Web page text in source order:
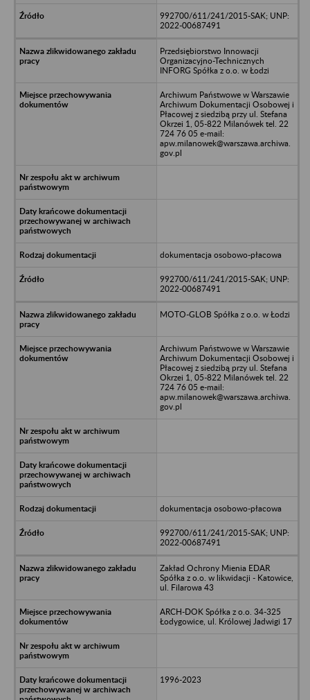
992700/611/241/2015-SAK; UNP:
2022-00687491
Przedsiębiorstwo Innowacji
Organizacyjno-Technicznych
INFORG Spółka z o.o. w Łodzi
Archiwum Państwowe w Warszawie
Archiwum Dokumentacji Osobowej i
Płacowej z siedzibą przy ul. Stefana
Okrzei 1, 05-822 Milanówek tel. 22
724 76 05 e-mail:
apw.milanowek@warszawa.archiwa.
gov.pl
dokumentacja osobowo-płacowa
992700/611/241/2015-SAK; UNP:
2022-00687491
MOTO-GLOB Spółka z o.o. w Łodzi
Archiwum Państwowe w Warszawie
Archiwum Dokumentacji Osobowej i
Płacowej z siedzibą przy ul. Stefana
Okrzei 1, 05-822 Milanówek tel. 22
724 76 05 e-mail:
apw.milanowek@warszawa.archiwa.
gov.pl
dokumentacja osobowo-płacowa
992700/611/241/2015-SAK; UNP:
2022-00687491
Zakład Ochrony Mienia EDAR
Spółka z o.o. w likwidacji - Katowice,
ul. Filarowa 43
ARCH-DOK Spółka z o.o. 34-325
Łodygowice, ul. Królowej Jadwigi 17
1996-2023